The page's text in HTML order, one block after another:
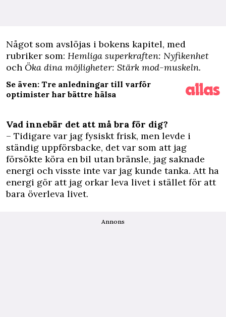
Något som avslöjas i bokens kapitel, med
rubriker som: Hemliga superkraften: Nyfikenhet
och Öka dina möjligheter: Stärk mod-muskeln.
Se även: Tre anledningar till varför
optimister har bättre hälsa
Vad innebär det att må bra för dig?
– Tidigare var jag fysiskt frisk, men levde i
ständig uppförsbacke, det var som att jag
försökte köra en bil utan bränsle, jag saknade
energi och visste inte var jag kunde tanka. Att ha
energi gör att jag orkar leva livet i stället för att
bara överleva livet.
Annons